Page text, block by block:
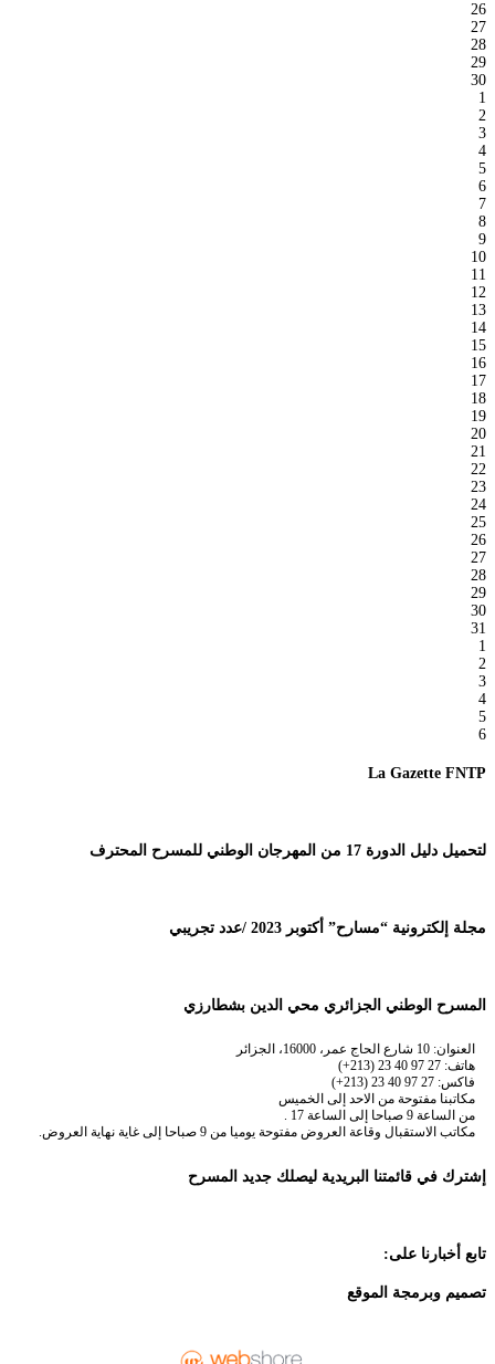
26
27
28
29
30
1
2
3
4
5
6
7
8
9
10
11
12
13
14
15
16
17
18
19
20
21
22
23
24
25
26
27
28
29
30
31
1
2
3
4
5
6
La Gazette FNTP
لتحميل دليل الدورة 17 من المهرجان الوطني للمسرح المحترف
مجلة إلكترونية “مسارح” أكتوبر 2023 /عدد تجريبي
المسرح الوطني الجزائري محي الدين بشطارزي
العنوان: 10 شارع الحاج عمر، 16000، الجزائر
هاتف: 27 97 40 23 (213+)
فاكس: 27 97 40 23 (213+)
مكاتبنا مفتوحة من الاحد إلى الخميس
من الساعة 9 صباحا إلى الساعة 17 .
مكاتب الاستقبال وقاعة العروض مفتوحة يوميا من 9 صباحا إلى غاية نهاية العروض.
إشترك في قائمتنا البريدية ليصلك جديد المسرح
تابع أخبارنا على:
تصميم وبرمجة الموقع